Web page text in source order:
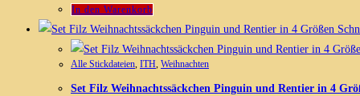
In den Warenkorb
Alle Stickdateien, ITH, Weihnachten
Set Filz Weihnachtssäckchen Pinguin und Rentier in 4